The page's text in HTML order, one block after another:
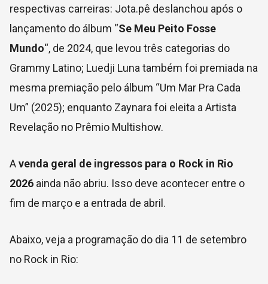
respectivas carreiras: Jota.pê deslanchou após o
lançamento do álbum “Se Meu Peito Fosse
Mundo“, de 2024, que levou três categorias do
Grammy Latino; Luedji Luna também foi premiada na
mesma premiação pelo álbum “Um Mar Pra Cada
Um” (2025); enquanto Zaynara foi eleita a Artista
Revelação no Prêmio Multishow.
Avenda geral de ingressos para o Rock in Rio
2026 ainda não abriu. Isso deve acontecer entre o
fim de março e a entrada de abril.
Abaixo, veja a programação do dia 11 de setembro
no Rock in Rio: